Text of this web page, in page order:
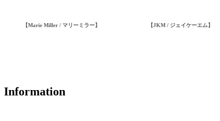
【Marie Miller / マリーミラー】 【JKM / ジェイケーエム】
Information